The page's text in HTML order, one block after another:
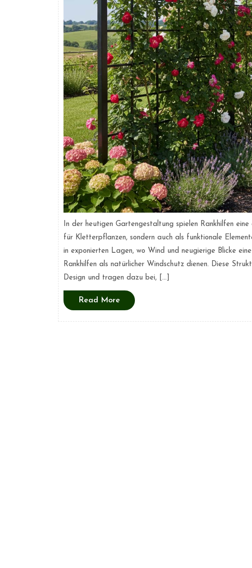
In der heutigen Gartengestaltung spielen Rankhilfen
für Kletterpflanzen, sondern auch als funktionale
in exponierten Lagen, wo Wind und neugierige Blicke
Rankhilfen als natürlicher Windschutz dienen. Diese
Design und tragen dazu bei, […]
Read MoreRead
More